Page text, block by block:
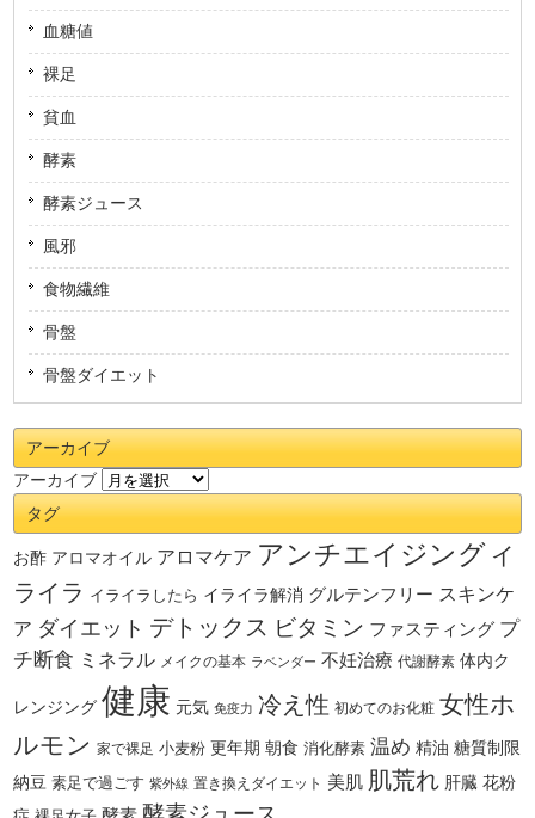
血糖値
裸足
貧血
酵素
酵素ジュース
風邪
食物繊維
骨盤
骨盤ダイエット
アーカイブ
アーカイブ
タグ
お酢 アロマオイル アロマケア アンチエイジング イ
ライラ イライラしたら イライラ解消 グルテンフリー スキンケ
ア ダイエット デトックス ビタミン ファスティング プ
チ断食 ミネラル メイクの基本 ラベンダー 不妊治療 代謝酵素 体内ク
レンジング 健康 元気 免疫力 冷え性 初めてのお化粧 女性ホ
ルモン 家で裸足 小麦粉 更年期 朝食 消化酵素 温め 精油 糖質制限
納豆 素足で過ごす 紫外線 置き換えダイエット 美肌 肌荒れ 肝臓 花粉